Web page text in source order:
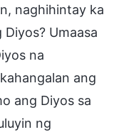
naghihintay ka
Umaasa
na
ang
ang Diyos sa
ng